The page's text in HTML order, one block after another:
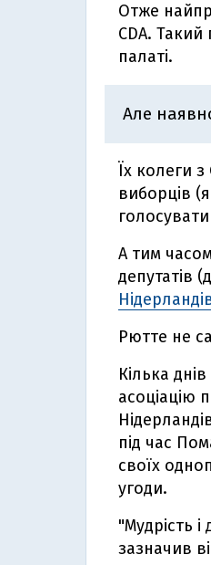
Отже
CDA.
палаті.
Але
Їх колеги
виборців
А тим
депутатів
Рютте не
Кілька
асоціацію
під час
своїх
угоди.
"Мудрість
зазначив